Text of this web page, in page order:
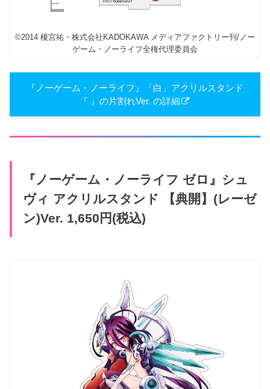
©2014 榎宮祐・株式会社KADOKAWA メディアファクトリー刊/ノー
ゲーム・ノーライフ全権代理委員会
『ノーゲーム・ノーライフ』「白」アクリルスタンド
『 』の片割れVer. の詳細
『ノーゲーム・ノーライフ ゼロ』シュ
ヴィ アクリルスタンド 【典開】(レーゼ
ン)Ver. 1,650円(税込)